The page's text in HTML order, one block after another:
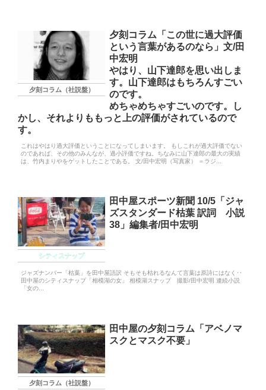
夕刻コラム（社説盤）
夕刻コラム「この世に過大評価
という言葉があるのなら」文/田
中宏明
やはり、山下達郎を思い出しま
す。山下達郎はもちろんすごい
のです。
めちゃめちゃすごいのです。し
かし、それよりももっと上の評価がされているので
す。
これはやはり過大評価ということになってしまいます。 もしこれが過大評価でない
のであれば、その他のみんなが、過小評価ですね。ちなみに山下達郎の最大の実績
は、竹内まりやをゲットしたことである。 文/田中宏明（写真家） ＝ラジ...
シティスナップ
田中屋スポーツ新聞 10/5「ジャ
ズスタンダード枯葉 訳詞 小説
38」編集者/田中宏明
ジャズナンバー「枯葉」を田中屋語訳 そもそも枯れるなんて言葉は原詩にはなく‥
田中屋のシティスナップ「相模湖の女」 相模湖スナップ 撮影/田中宏明 連続小説
「女の...
夕刻コラム（社説盤）
田中屋の夕刻コラム「アベノマ
スクとマスク不要」